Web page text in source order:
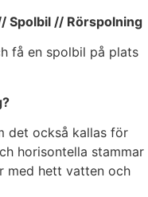
Spolbil // Rörspolning
få en spolbil på plats
det också kallas för
horisontella stammar
med hett vatten och